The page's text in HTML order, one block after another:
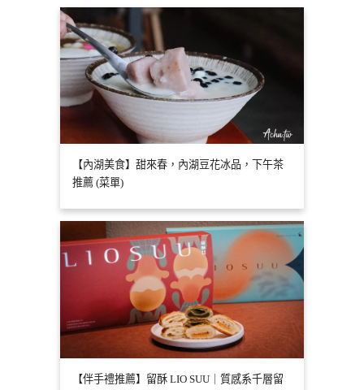
【內湖美食】甜來春，內湖豆花冰品，下午茶
推薦 (菜單)
【伴手禮推薦】留酥 LIO SUU｜質感系千層留